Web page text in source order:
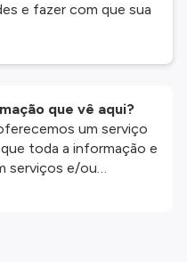
e fazer com que sua
que vê aqui?
um serviço
toda a informação e
serviços e/ou
website são